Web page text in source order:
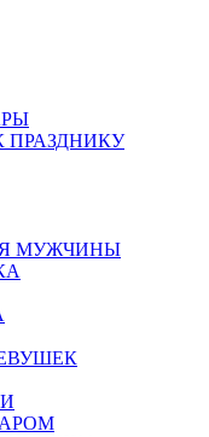
МУЖЧИНЫ